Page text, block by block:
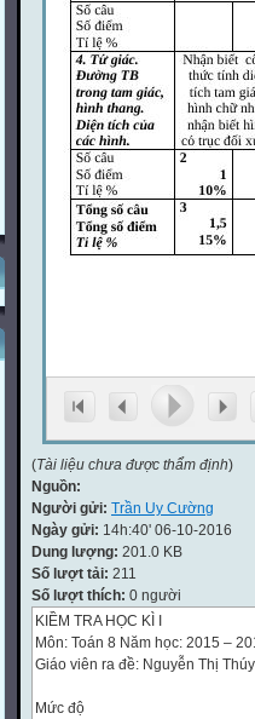
(Tài liệu chưa được thẩm định)
Nguồn:
Người gửi: Trần Uy Cường
Ngày gửi: 14h:40' 06-10-2016
Dung lượng: 201.0 KB
Số lượt tải: 211
Số lượt thích: 0 người
KIỀM TRA HỌC KÌ I
Môn: Toán 8 Năm học: 2015 –
Giáo viên ra đề: Nguyễn Thị
Mức độ